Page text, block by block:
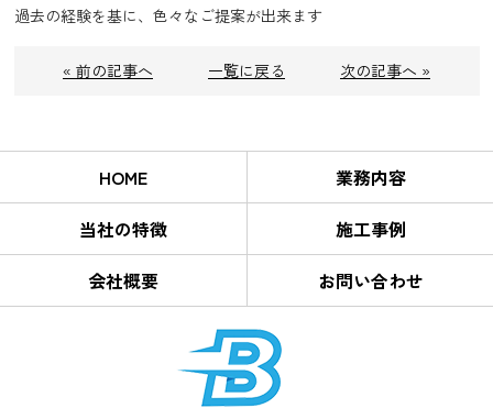
過去の経験を基に、色々なご提案が出来ます
« 前の記事へ 一覧に戻る 次の記事へ »
HOME
業務内容
当社の特徴
施工事例
会社概要
お問い合わせ